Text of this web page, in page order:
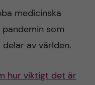
medicinska
som
av världen.
hur viktigt det är